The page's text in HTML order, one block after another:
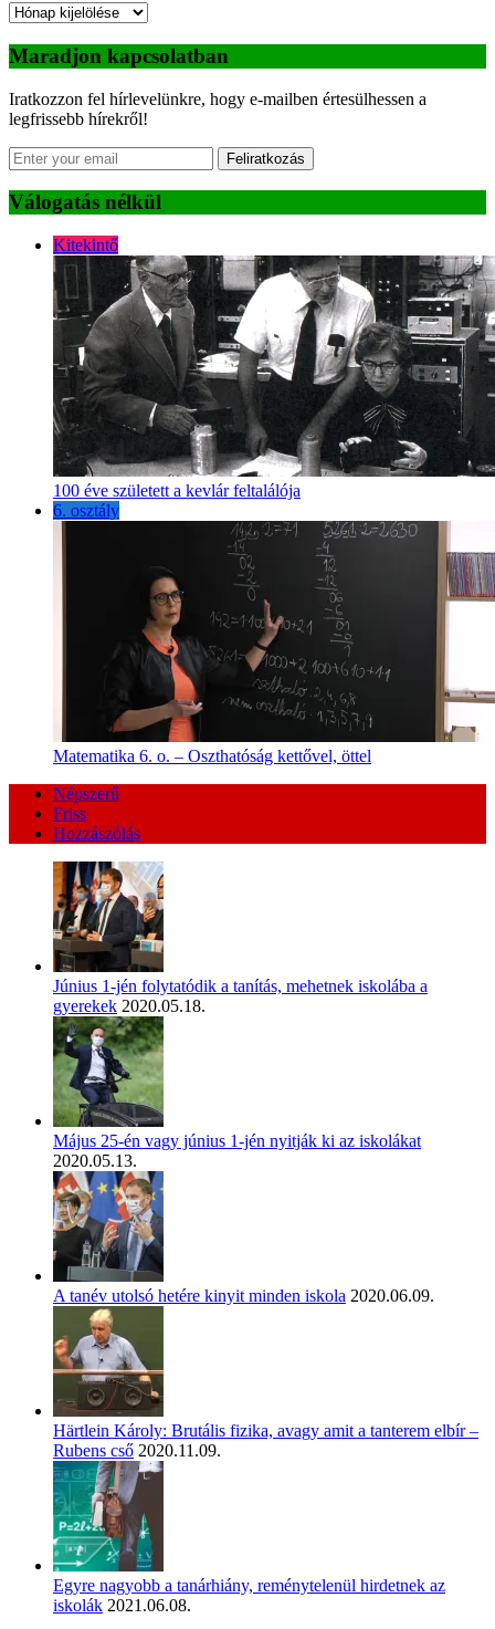
Archívum
Maradjon kapcsolatban
Iratkozzon fel hírlevelünkre, hogy e-mailben értesülhessen a
legfrissebb hírekről!
Feliratkozás
Válogatás nélkül
Kitekintő
100 éve született a kevlár feltalálója
6. osztály
Matematika 6. o. – Oszthatóság kettővel, öttel
Népszerű
Friss
Hozzászólás
Június 1-jén folytatódik a tanítás, mehetnek iskolába a
gyerekek 2020.05.18.
Május 25-én vagy június 1-jén nyitják ki az iskolákat
2020.05.13.
A tanév utolsó hetére kinyit minden iskola 2020.06.09.
Härtlein Károly: Brutális fizika, avagy amit a tanterem elbír –
Rubens cső 2020.11.09.
Egyre nagyobb a tanárhiány, reménytelenül hirdetnek az
iskolák 2021.06.08.